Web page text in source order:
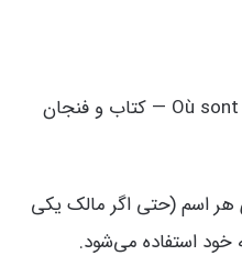
?Où sont mon livre et ma tasse — کتاب و فنجان
هر اسم (حتی اگر مالک یکی
استفاده می‌شود.